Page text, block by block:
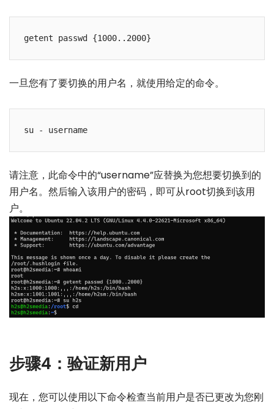
getent passwd {1000..2000}
一旦您有了要切换的用户名，就使用给定的命令。
请注意，此命令中的“username”应替换为您想要切换到的
用户名。然后输入该用户的密码，即可从root切换到该用
户。
步骤4：验证新用户
现在，您可以使用以下命令检查当前用户是否已更改为您刚